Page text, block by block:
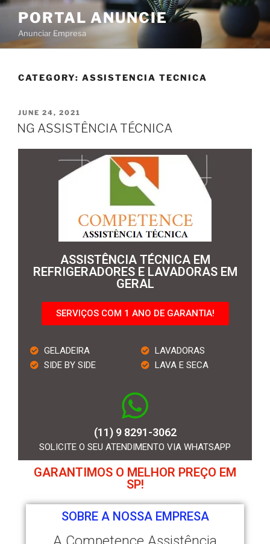
PORTAL ANUNCIE
Anunciar Empresa
CATEGORY: ASSISTENCIA TECNICA
JUNE 24, 2021
NG ASSISTÊNCIA TÉCNICA
ASSISTÊNCIA TÉCNICA EM
REFRIGERADORES E LAVADORAS EM
GERAL
SERVIÇOS COM 1 ANO DE GARANTIA!
GELADEIRA
SIDE BY SIDE
LAVADORAS
LAVA E SECA
(11) 9 8291-3062
SOLICITE O SEU ATENDIMENTO VIA WHATSAPP
GARANTIMOS O MELHOR PREÇO EM
SP!
SOBRE A NOSSA EMPRESA